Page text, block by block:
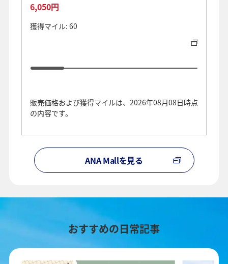
6,050円
獲得マイル: 60
販売価格および獲得マイルは、2026年08月08日時点
の内容です。
ANA Mallを見る
おすすめの日常記事